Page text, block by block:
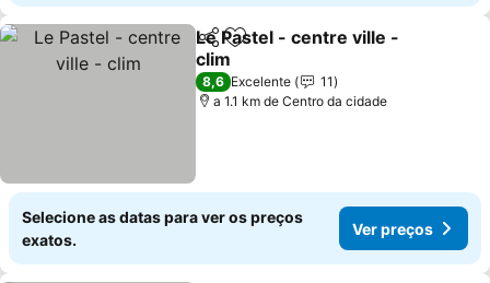
PartilharAdicionar aos favoritos
Le Pastel - centre ville -
clim
8,6 Excelente
11
a 1.1 km de Centro da cidade
Selecione as datas para ver os preços
exatos.
Ver preços